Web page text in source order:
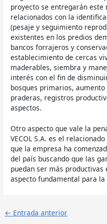
proyecto se entregarán este
relacionados con la
(pesaje y seguimiento
existentes en los predios
bancos forrajeros y
establecimiento de cercas
maderables, siembra y
interés con el fin de
bosques primarios,
praderas, registros
aspectos.
Otro aspecto que vale la
VECOL S.A. es el
que la empresa ha
del país buscando que las
puedan ser más
aspecto fundamental para
← Entrada anterior